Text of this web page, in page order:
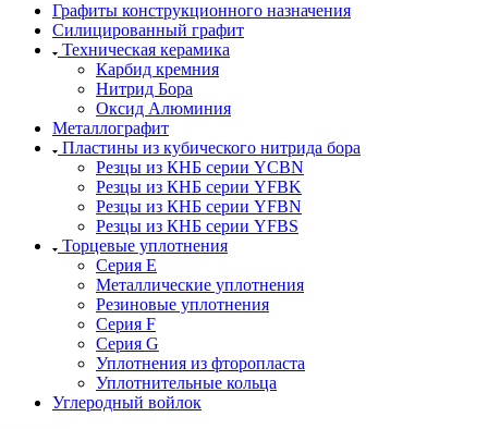
Графиты конструкционного назначения
Силицированный графит
Техническая керамика
Карбид кремния
Нитрид Бора
Оксид Алюминия
Металлографит
Пластины из кубического нитрида бора
Резцы из КНБ серии YCBN
Резцы из КНБ серии YFBK
Резцы из КНБ серии YFBN
Резцы из КНБ серии YFBS
Торцевые уплотнения
Серия E
Металлические уплотнения
Резиновые уплотнения
Серия F
Серия G
Уплотнения из фторопласта
Уплотнительные кольца
Углеродный войлок